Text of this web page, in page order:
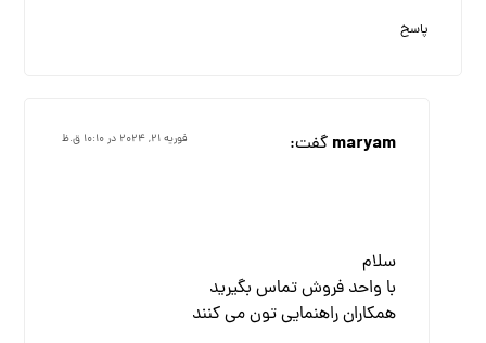
پاسخ
maryam گفت: فوریه ۲۱, ۲۰۲۴ در ۱۰:۱۰ ق.ظ
سلام
با واحد فروش تماس بگیرید
همکاران راهنمایی تون می کنند